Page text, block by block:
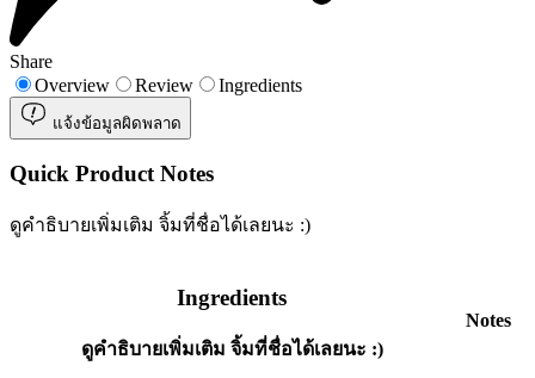
Share
Overview
Review Ingredients
แจ้งข้อมูลผิดพลาด
Quick Product Notes
ดูคำธิบายเพิ่มเติม จิ้มที่ชื่อได้เลยนะ :)
Ingredients
ดูคำธิบายเพิ่มเติม จิ้มที่ชื่อได้เลยนะ :)
Notes